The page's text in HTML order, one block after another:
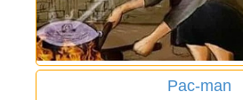
Pac-man